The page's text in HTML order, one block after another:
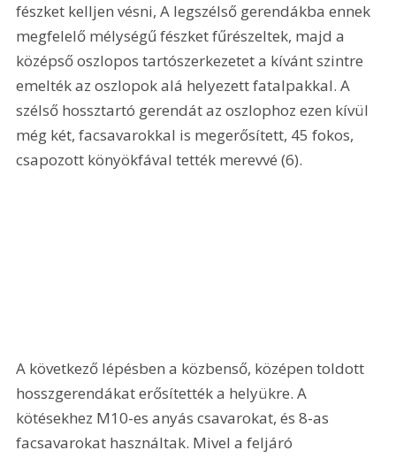
fészket kelljen vésni, A legszélső gerendákba ennek
megfelelő mélységű fészket fűrészeltek, majd a
középső oszlopos tartószerkezetet a kívánt szintre
emelték az oszlopok alá helyezett fatalpakkal. A
szélső hossztartó gerendát az oszlophoz ezen kívül
még két, facsavarokkal is megerősített, 45 fokos,
csapozott könyökfával tették merevvé (6).
A következő lépésben a közbenső, középen toldott
hosszgerendákat erősítették a helyükre. A
kötésekhez M10-es anyás csavarokat, és 8-as
facsavarokat használtak. Mivel a feljáró